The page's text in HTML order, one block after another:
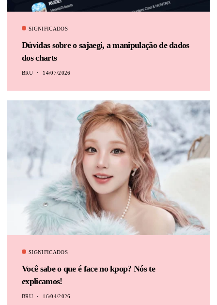
SIGNIFICADOS
Dúvidas sobre o sajaegi, a manipulação de dados
dos charts
BRU 14/07/2026
SIGNIFICADOS
Você sabe o que é face no kpop? Nós te
explicamos!
BRU 16/04/2026